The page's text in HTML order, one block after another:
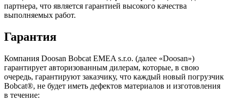
партнера, что является гарантией высокого качества
выполняемых работ.
Гарантия
Компания Doosan Bobcat EMEA s.r.o. (далее «Doosan»)
гарантирует авторизованным дилерам, которые, в свою
очередь, гарантируют заказчику, что каждый новый погрузчик
Bobcat®, не будет иметь дефектов материалов и изготовления
в течение: